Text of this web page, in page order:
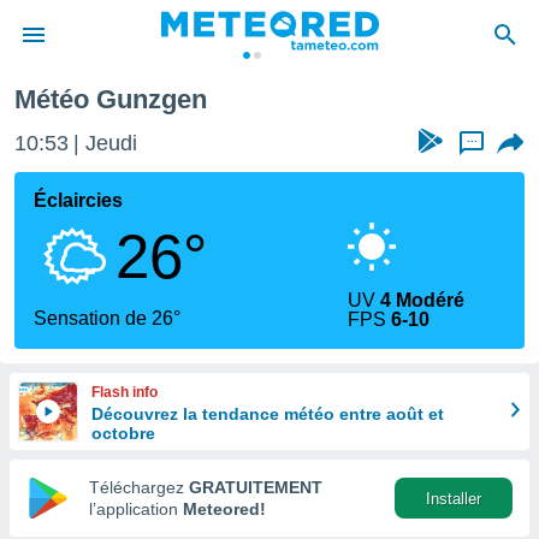
de
en
Météo Gunzgen
10:53 Jeudi ...
Éclaircies
26°
Sensation de 26°
UV4 Modéré
FPS6-10
Flash info
Découvrez la tendance météo entre août et
octobre
Téléchargez GRATUITEMENT
l’application Meteored!
Installer